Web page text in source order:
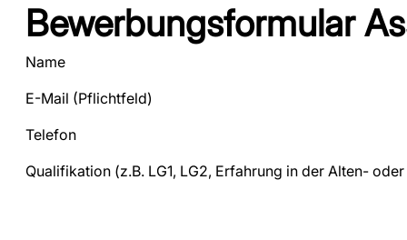
Bewerbungsformular
Section
Name
E-Mail (Pflichtfeld)
Telefon
Qualifikation (z.B. LG1, LG2, Erfahrung in der Alten-